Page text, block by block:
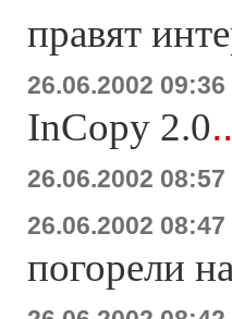
правят
26.06.2002 09:36
InCopy 2.0
26.06.2002 08:57
26.06.2002 08:47
погорели